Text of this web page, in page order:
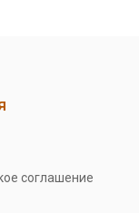
соглашение